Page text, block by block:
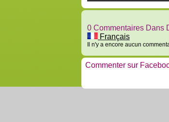
0 Commentaires Dans
Français
Il n'y a encore aucun
Commenter sur